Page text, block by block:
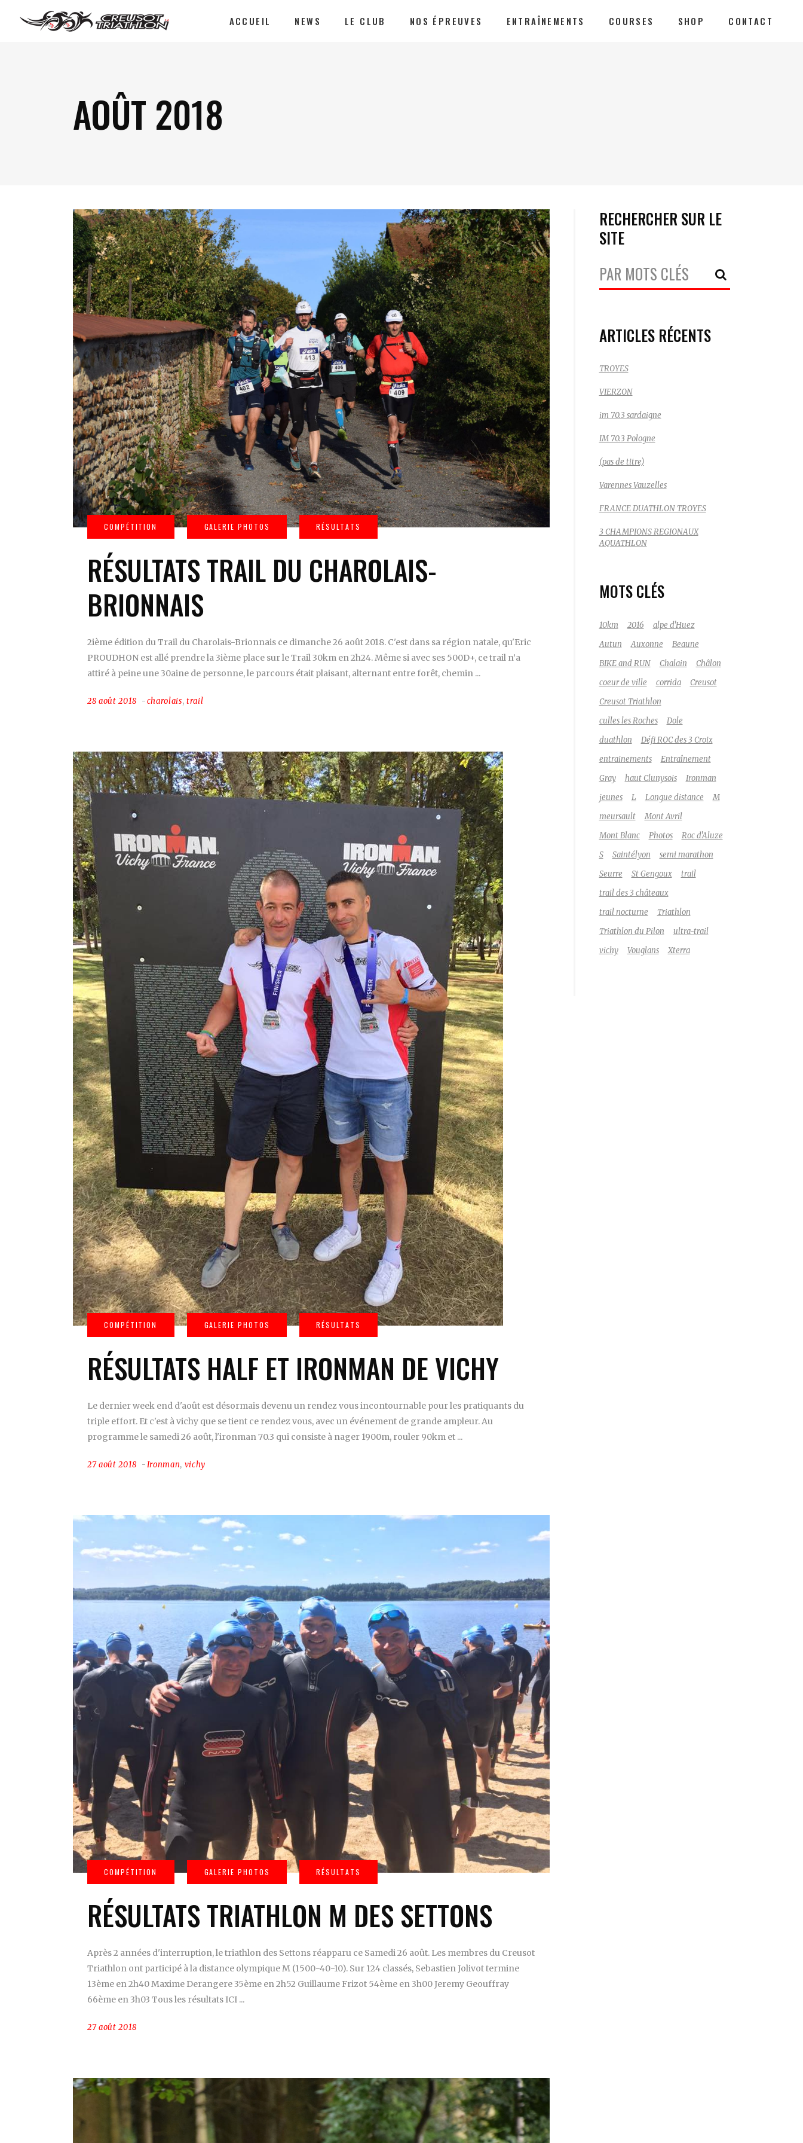
ACCUEIL NEWS LE CLUB NOS ÉPREUVES ENTRAÎNEMENTS COURSES SHOP CONTACT
AOÛT 2018
RÉSULTATS TRAIL DU CHAROLAIS-
BRIONNAIS
2ième édition du Trail du Charolais-Brionnais ce dimanche 26 août 2018. C'est dans sa région natale, qu'Eric
PROUDHON est allé prendre la 3ième place sur le Trail 30km en 2h24. Même si avec ses 500D+, ce trail n’a
attiré à peine une 30aine de personne, le parcours était plaisant, alternant entre forêt, chemin
28 août 2018 charolais, trail
RÉSULTATS HALF ET IRONMAN DE VICHY
Le dernier week end d'août est désormais devenu un rendez vous incontournable pour les pratiquants du
triple effort. Et c'est à vichy que se tient ce rendez vous, avec un événement de grande ampleur. Au
programme le samedi 26 août, l'ironman 70.3 qui consiste à nager 1900m, rouler 90km et
27 août 2018 Ironman, vichy
RÉSULTATS TRIATHLON M DES SETTONS
Après 2 années d'interruption, le triathlon des Settons réapparu ce Samedi 26 août. Les membres du Creusot
Triathlon ont participé à la distance olympique M (1500-40-10). Sur 124 classés, Sebastien Jolivot termine
13ème en 2h40 Maxime Derangere 35ème en 2h52 Guillaume Frizot 54ème en 3h00 Jeremy Geouffray
66ème en 3h03 Tous les résultats ICI
27 août 2018
RECHERCHER SUR LE
SITE
Votre
Recherche:
ARTICLES RÉCENTS
TROYES
VIERZON
im 70.3 sardaigne
IM 70.3 Pologne
(pas de titre)
Varennes Vauzelles
FRANCE DUATHLON TROYES
3 CHAMPIONS REGIONAUX
AQUATHLON
MOTS CLÉS
10km 2016
alpe d'Huez
Autun
Auxonne
Beaune
BIKE and RUN
Chalain
Châlon
coeur de ville
corrida
Creusot
Creusot Triathlon
culles les Roches
Dole
duathlon
Défi ROC des 3 Croix
entrainements
Entraînement
Gray
haut Clunysois
Ironman
jeunes
L Longue distance
M
meursault
Mont Avril
Mont Blanc
Photos
Roc d'Aluze
S
Saintélyon
semi marathon
Seurre
St Gengoux
trail
trail des 3 châteaux
trail nocturne
Triathlon
Triathlon du Pilon
ultra-trail
vichy
Vouglans Xterra